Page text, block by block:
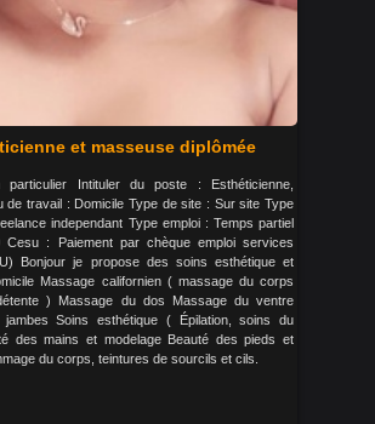
et masseuse diplômée
Intituler du poste : Esthéticienne,
de travail : Domicile Type de site : Sur site Type
independant Type emploi : Temps partiel
Cesu : Paiement par chèque emploi services
Bonjour je propose des soins esthétique et
Massage californien ( massage du corps
) Massage du dos Massage du ventre
jambes Soins esthétique ( Épilation, soins du
des mains et modelage Beauté des pieds et
du corps, teintures de sourcils et cils.